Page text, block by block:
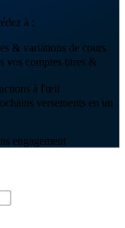
à :
& variations de cours
vos comptes titres &
à l'œil
versements en un
engagement